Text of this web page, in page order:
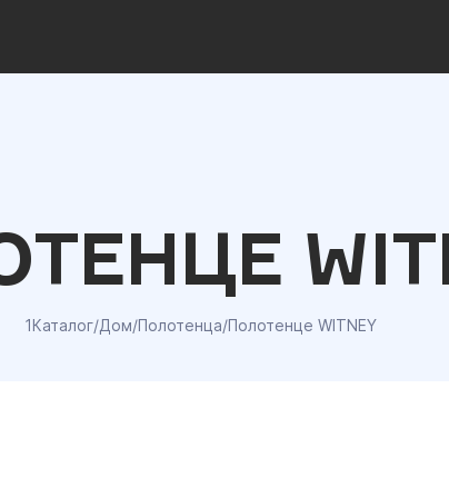
1Каталог/Дом/Полотенца/Полотенце WITNEY